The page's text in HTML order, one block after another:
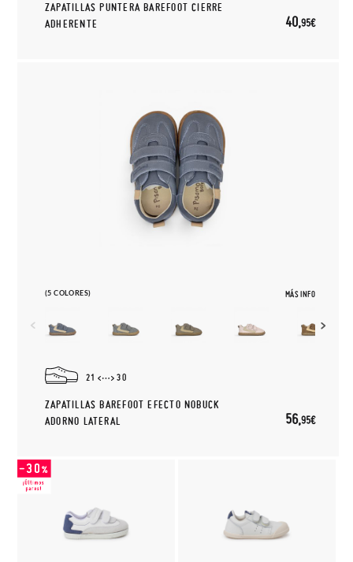
ZAPATILLAS PUNTERA BAREFOOT CIERRE
ADHERENTE
40,95€
(5 COLORES) MÁS INFO
21 30
ZAPATILLAS BAREFOOT EFECTO NOBUCK
ADORNO LATERAL
56,95€